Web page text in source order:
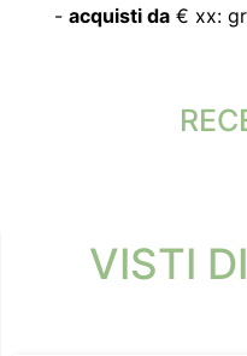
- acquisti da € xx:
VISTI